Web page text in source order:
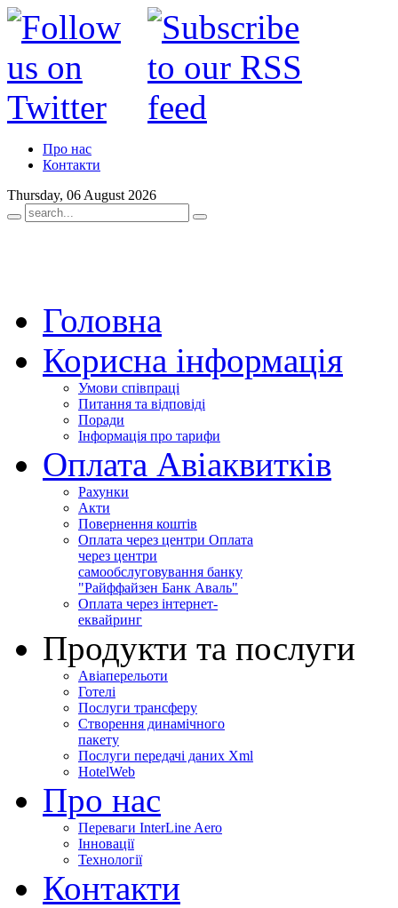
Про нас
Контакти
Thursday, 06 August 2026
Головна
Корисна інформація
Умови співпраці
Питання та відповіді
Поради
Інформація про тарифи
Оплата Авіаквитків
Рахунки
Акти
Повернення коштів
Оплата через центри Оплата
через центри
самообслуговування банку
"Райффайзен Банк Аваль"
Оплата через інтернет-
еквайринг
Продукти та послуги
Авіаперельоти
Готелі
Послуги трансферу
Створення динамічного
пакету
Послуги передачі даних Xml
HotelWeb
Про нас
Переваги InterLine Aero
Інновації
Технології
Контакти